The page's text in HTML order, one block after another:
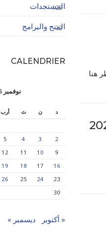
هنا
المستجدات
125
المنح والبرامج
32
CALENDRIER
نوفمبر 2025
د ن ث أرب
2
3
4
5
9
10
11
12
16
17
18
19
23
24
25
26
30
« أكتوبر ديسمبر »